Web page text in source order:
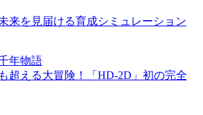
来を見届ける育成シミュレーション
年物語
超える大冒険！「HD-2D」初の完全